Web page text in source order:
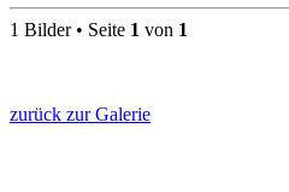
1 Bilder • Seite 1 von 1
zurück zur Galerie